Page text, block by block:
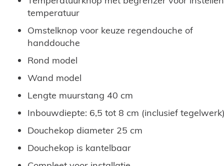
temperatuur
Omstelknop voor keuze regendouche of
handdouche
Rond model
Wand model
Lengte muurstang 40 cm
Inbouwdiepte: 6,5 tot 8 cm (inclusief
Douchekop diameter 25 cm
Douchekop is kantelbaar